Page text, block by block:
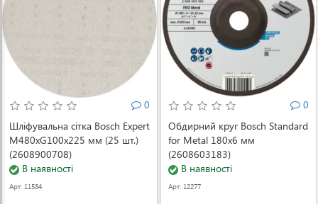
0
Шліфувальна сітка Bosch Expert
M480xG100x225 мм (25 шт.)
(2608900708)
В наявності
Арт: 11584
0
Обдирний круг Bosch Standard
for Metal 180x6 мм
(2608603183)
В наявності
Арт: 12277